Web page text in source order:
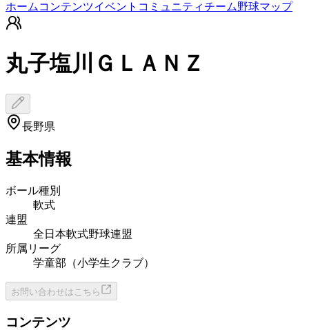
ホーム コンテンツイベント コミュニティチーム野球マップ
丸子塩川ＧＬＡＮＺ
長野県
基本情報
ボール種別
軟式
連盟
全日本軟式野球連盟
所属リーグ
学童部（小学生クラブ）
お問い合わせはこちら
コンテンツ